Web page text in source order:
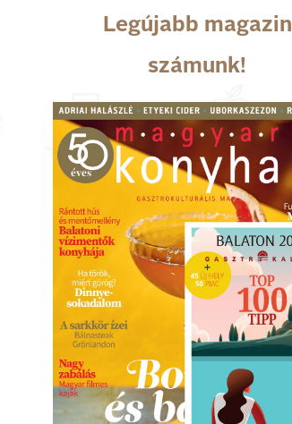
Legújabb magazin
számunk!